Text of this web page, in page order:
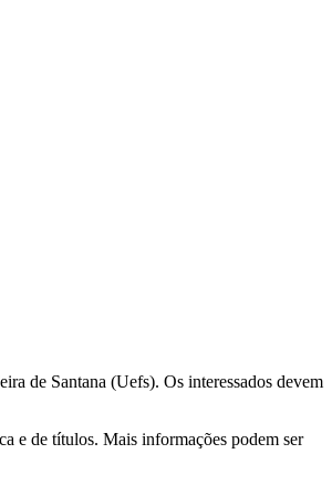
de Santana (Uefs). Os interessados devem
e de títulos. Mais informações podem ser